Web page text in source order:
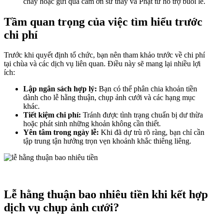
Tầm quan trọng của việc tìm hiểu trước
chi phí
Trước khi quyết định tổ chức, bạn nên tham khảo trước về chi phí
tại chùa và các dịch vụ liên quan. Điều này sẽ mang lại nhiều lợi
ích:
Lập ngân sách hợp lý: Bạn có thể phân chia khoản tiền
dành cho lễ hằng thuận, chụp ảnh cưới và các hạng mục
khác.
Tiết kiệm chi phí: Tránh được tình trạng chuẩn bị dư thừa
hoặc phát sinh những khoản không cần thiết.
Yên tâm trong ngày lễ: Khi đã dự trù rõ ràng, bạn chỉ cần
tập trung tận hưởng trọn vẹn khoảnh khắc thiêng liêng.
Lễ hằng thuận bao nhiêu tiền khi kết hợp
dịch vụ chụp ảnh cưới?